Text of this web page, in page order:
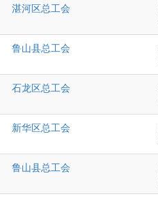
湛河区总工会
鲁山县总工会
石龙区总工会
新华区总工会
鲁山县总工会